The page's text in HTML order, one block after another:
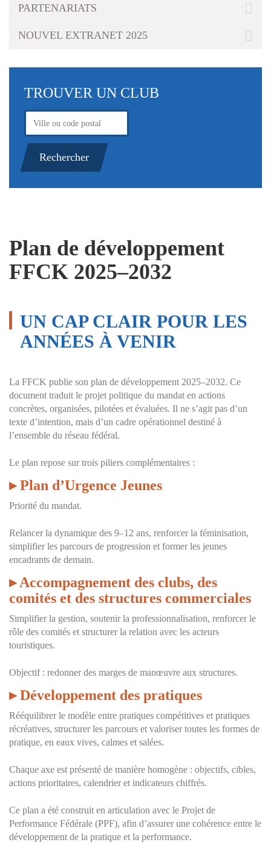
PARTENARIATS
NOUVEL EXTRANET 2025
TROUVER UN CLUB
Plan de développement
FFCK 2025–2032
UN CAP CLAIR POUR LES
ANNÉES À VENIR
La FFCK publie son plan de développement 2025–2032. Ce
document traduit le projet politique du mandat en actions
concrètes, organisées, pilotées et évaluées. Il ne s’agit pas d’un
texte d’intention, mais d’un cadre opérationnel destiné à
l’ensemble du réseau fédéral.
Le plan repose surtrois piliers complémentaires :
▸Plan d’Urgence Jeunes
Priorité du mandat.
Relancer la dynamique des 9–12 ans, renforcer la féminisation,
simplifier les parcours de progression et former les jeunes
encadrants de demain.
▸Accompagnement des clubs, des
comités et des structures commerciales
Simplifier la gestion, soutenir la professionnalisation, renforcer le
rôle des comités et structurer la relation avec les acteurs
touristiques.
Objectif : redonner des marges de manœuvre aux structures.
▸Développement des pratiques
Rééquilibrer le modèle entre pratiques compétitives et pratiques
récréatives, structurer les parcours et valoriser toutes les formes de
pratique, en eaux vives, calmes et salées.
Chaque axe est présenté de manière homogène : objectifs, cibles,
actions prioritaires, calendrier et indicateurs chiffrés.
Ce plan a été construit en articulation avec le Projet de
Performance Fédérale (PPF), afin d’assurer une cohérence entre le
développement de la pratique et la performance.